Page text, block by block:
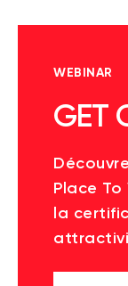
WEBINAR
GET
Place
la